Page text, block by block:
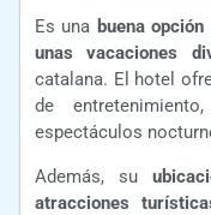
Es una buena
unas vacaciones
catalana. El hotel
de
espectáculos
Además, su
atracciones